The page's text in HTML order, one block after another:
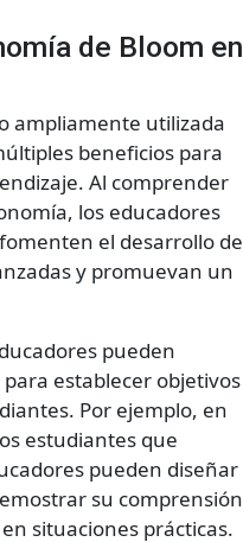
de Bloom en
ampliamente utilizada
beneficios para
Al comprender
los educadores
el desarrollo de
y promuevan un
pueden
establecer objetivos
Por ejemplo, en
estudiantes que
pueden diseñar
su comprensión
situaciones prácticas.